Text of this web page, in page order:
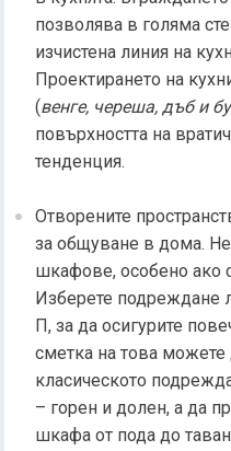
позволява в голяма
изчистена линия на
Проектирането на
(венге, череша, дъб и
повърхността на
тенденция.
Отворените
за общуване в дома. Не
шкафове, особено ако
Изберете подреждане
П, за да осигурите
сметка на това можете
класическото
– горен и долен, а да
шкафа от пода до